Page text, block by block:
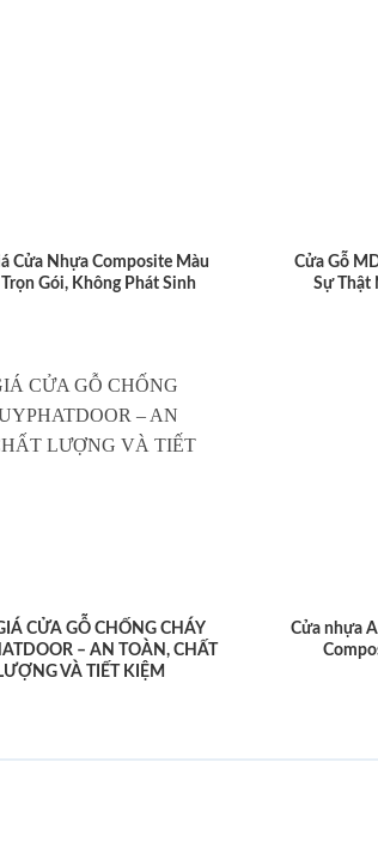
Cửa Nhựa Composite Màu
Gói, Không Phát Sinh
Cửa Gỗ
Sự Thật
CỬA GỖ CHỐNG CHÁY
– AN TOÀN, CHẤT
LƯỢNG VÀ TIẾT KIỆM
Cửa nhựa